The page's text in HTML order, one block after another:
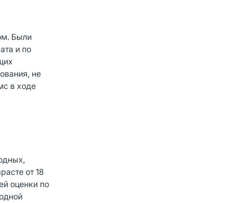
Были
и по
не
в ходе
от 18
оценки по